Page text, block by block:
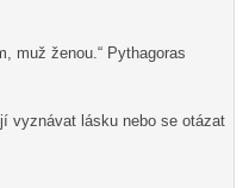
muž ženou.“ Pythagoras
vyznávat lásku nebo se otázat